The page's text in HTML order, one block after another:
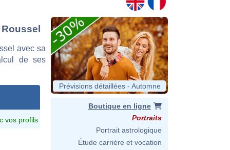
avec sa
de ses
vos profils
Prévisions détaillées - Automne
Boutique en ligne
Portraits
Portrait astrologique
Étude carrière et vocation